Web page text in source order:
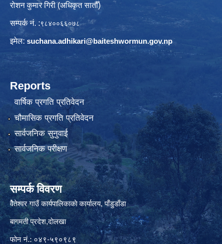
रोशन कुमार गिरी (अधिकृत सातौँ)
सम्पर्क नं. :९८४००६६०७८
इमेल: suchana.adhikari@baiteshwormun.gov.np
Reports
वार्षिक प्रगति प्रतिवेदन
चौमासिक प्रगति प्रतिवेदन
सार्वजनिक सुनुवाई
सार्वजनिक परीक्षण
सम्पर्क विवरण
वैेतेश्वर गाउँ कार्यपालिकाकाे कार्यालय, पाँडुडाँडा
बागमती‌ प्रदेश,दाेलखा
फोन नं.: ०४९-५९०९८९